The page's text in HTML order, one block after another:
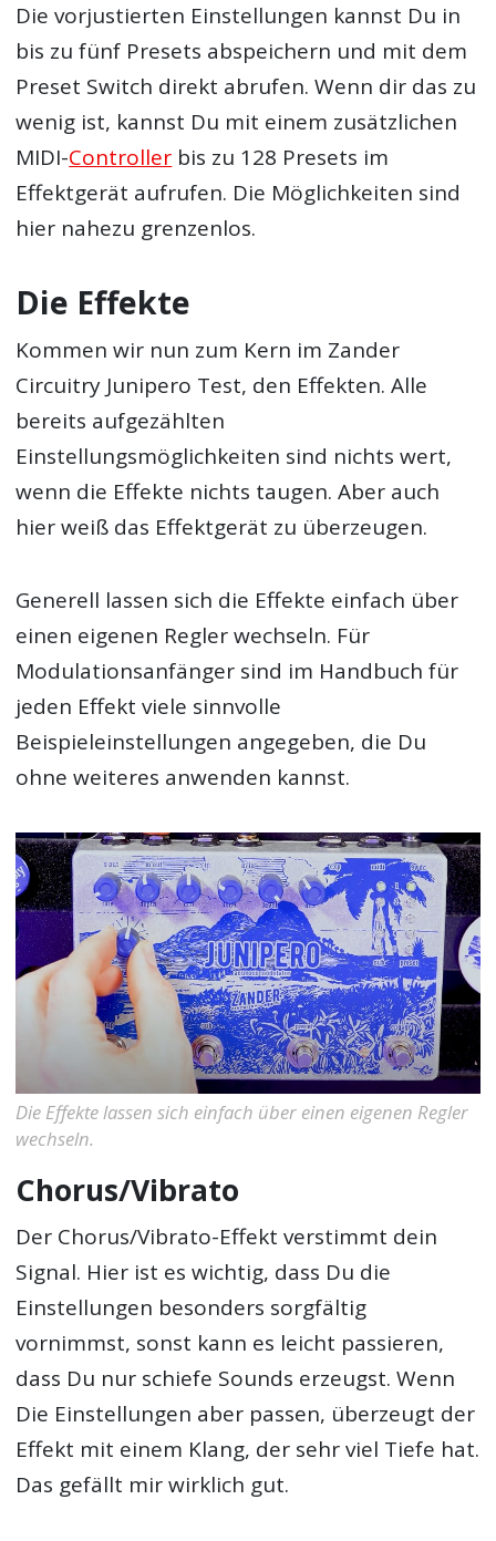
Die vorjustierten Einstellungen kannst Du in
bis zu fünf Presets abspeichern und mit dem
Preset Switch direkt abrufen. Wenn dir das zu
wenig ist, kannst Du mit einem zusätzlichen
MIDI-Controller bis zu 128 Presets im
Effektgerät aufrufen. Die Möglichkeiten sind
hier nahezu grenzenlos.
Die Effekte
Kommen wir nun zum Kern im Zander
Circuitry Junipero Test, den Effekten. Alle
bereits aufgezählten
Einstellungsmöglichkeiten sind nichts wert,
wenn die Effekte nichts taugen. Aber auch
hier weiß das Effektgerät zu überzeugen.
Generell lassen sich die Effekte einfach über
einen eigenen Regler wechseln. Für
Modulationsanfänger sind im Handbuch für
jeden Effekt viele sinnvolle
Beispieleinstellungen angegeben, die Du
ohne weiteres anwenden kannst.
Die Effekte lassen sich einfach über einen eigenen Regler
wechseln.
Chorus/Vibrato
Der Chorus/Vibrato-Effekt verstimmt dein
Signal. Hier ist es wichtig, dass Du die
Einstellungen besonders sorgfältig
vornimmst, sonst kann es leicht passieren,
dass Du nur schiefe Sounds erzeugst. Wenn
Die Einstellungen aber passen, überzeugt der
Effekt mit einem Klang, der sehr viel Tiefe hat.
Das gefällt mir wirklich gut.